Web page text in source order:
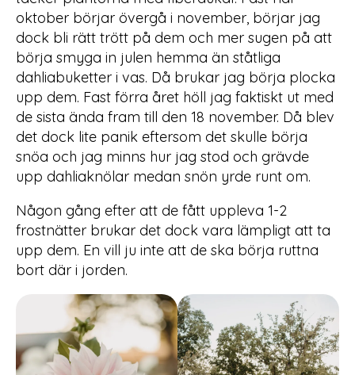
oktober börjar övergå i november, börjar jag
dock bli rätt trött på dem och mer sugen på att
börja smyga in julen hemma än ståtliga
dahliabuketter i vas. Då brukar jag börja plocka
upp dem. Fast förra året höll jag faktiskt ut med
de sista ända fram till den 18 november. Då blev
det dock lite panik eftersom det skulle börja
snöa och jag minns hur jag stod och grävde
upp dahliaknölar medan snön yrde runt om.
Någon gång efter att de fått uppleva 1-2
frostnätter brukar det dock vara lämpligt att ta
upp dem. En vill ju inte att de ska börja ruttna
bort där i jorden.